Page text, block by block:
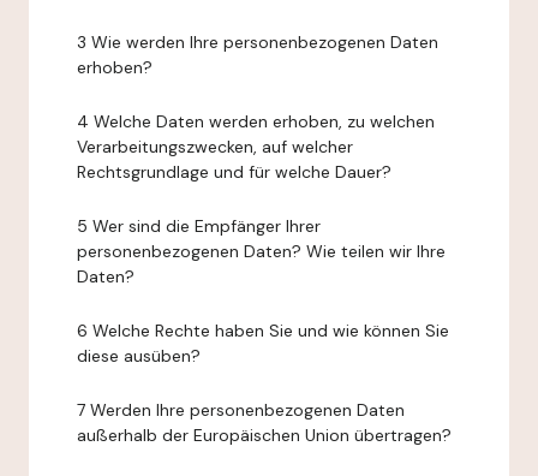
3 Wie werden Ihre personenbezogenen Daten
erhoben?
4 Welche Daten werden erhoben, zu welchen
Verarbeitungszwecken, auf welcher
Rechtsgrundlage und für welche Dauer?
5 Wer sind die Empfänger Ihrer
personenbezogenen Daten? Wie teilen wir Ihre
Daten?
6 Welche Rechte haben Sie und wie können Sie
diese ausüben?
7 Werden Ihre personenbezogenen Daten
außerhalb der Europäischen Union übertragen?